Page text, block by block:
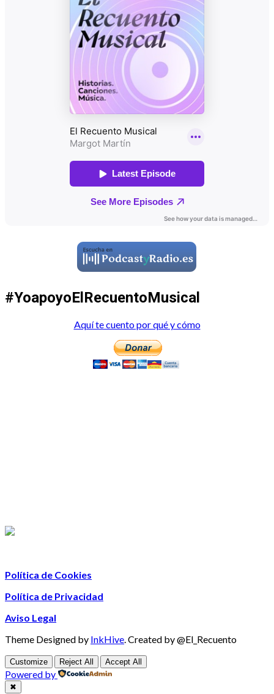
#YoapoyoElRecuentoMusical
Aquí te cuento por qué y cómo
Política de Cookies
Política de Privacidad
Aviso Legal
Theme Designed by InkHive Created by @El_Recuento
Customize Reject All Accept All
Powered by
✖